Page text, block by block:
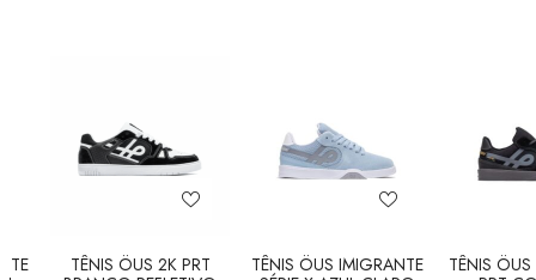
TÊNIS ÖUS 2K PRT
TÊNIS ÖUS IMIGRANTE
TÊNIS